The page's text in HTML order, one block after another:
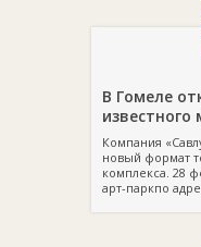
В Гомеле
известного
Компания
новый формат
комплекса. 28
арт-паркпо